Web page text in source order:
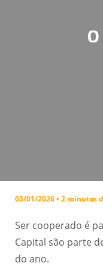
05/01/2026 • 2 minutos
Ser cooperado é
Capital são parte
do ano.